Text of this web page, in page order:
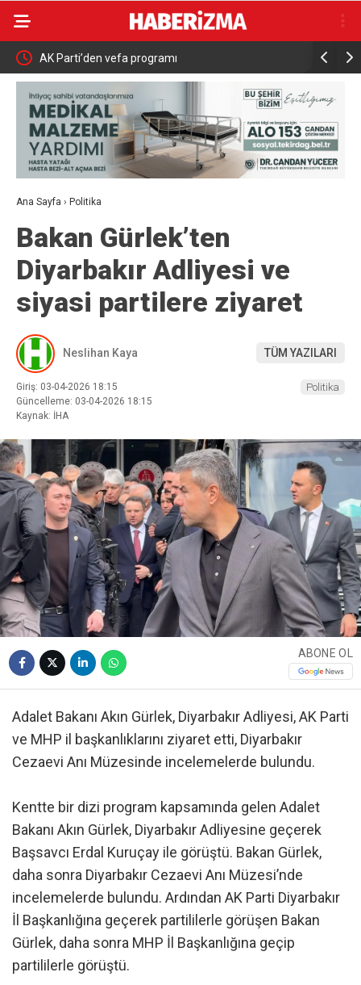
AK Parti’den vefa programı Nilüfer
inceleme
Ana Sayfa › Politika
Bakan Gürlek’ten
Diyarbakır Adliyesi ve
siyasi partilere ziyaret
Neslihan Kaya TÜM YAZILARI
Giriş: 03-04-2026 18:15
Güncelleme: 03-04-2026 18:15
Kaynak: İHA
Politika
ABONE OL
Adalet Bakanı Akın Gürlek, Diyarbakır Adliyesi, AK Parti
ve MHP il başkanlıklarını ziyaret etti, Diyarbakır
Cezaevi Anı Müzesinde incelemelerde bulundu.
Kentte bir dizi program kapsamında gelen Adalet
Bakanı Akın Gürlek, Diyarbakır Adliyesine geçerek
Başsavcı Erdal Kuruçay ile görüştü. Bakan Gürlek,
daha sonra Diyarbakır Cezaevi Anı Müzesi’nde
incelemelerde bulundu. Ardından AK Parti Diyarbakır
İl Başkanlığına geçerek partililerle görüşen Bakan
Gürlek, daha sonra MHP İl Başkanlığına geçip
partililerle görüştü.